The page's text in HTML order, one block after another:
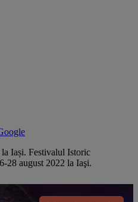
Iași. Festivalul Istoric
28 august 2022 la Iaşi.